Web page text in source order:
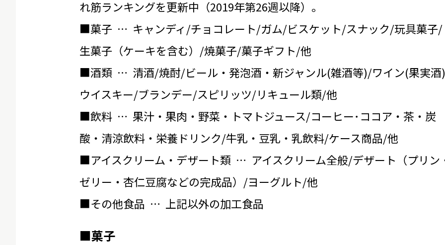
れ筋ランキングを更新中（2019年第26週以降）。
■菓子 … キャンディ/チョコレート/ガム/ビスケット/スナック/玩具菓子/
生菓子（ケーキを含む）/焼菓子/菓子ギフト/他
■酒類 … 清酒/焼酎/ビール・発泡酒・新ジャンル(雑酒等)/ワイン(果実
ウイスキー/ブランデー/スピリッツ/リキュール類/他
■飲料 … 果汁・果肉・野菜・トマトジュース/コーヒー･ココア・茶・炭
酸・清涼飲料・栄養ドリンク/牛乳・豆乳・乳飲料/ケース商品/他
■アイスクリーム・デザート類 … アイスクリーム全般/デザート（プリン
ゼリー・杏仁豆腐などの完成品）/ヨーグルト/他
■その他食品 … 上記以外の加工食品
■菓子